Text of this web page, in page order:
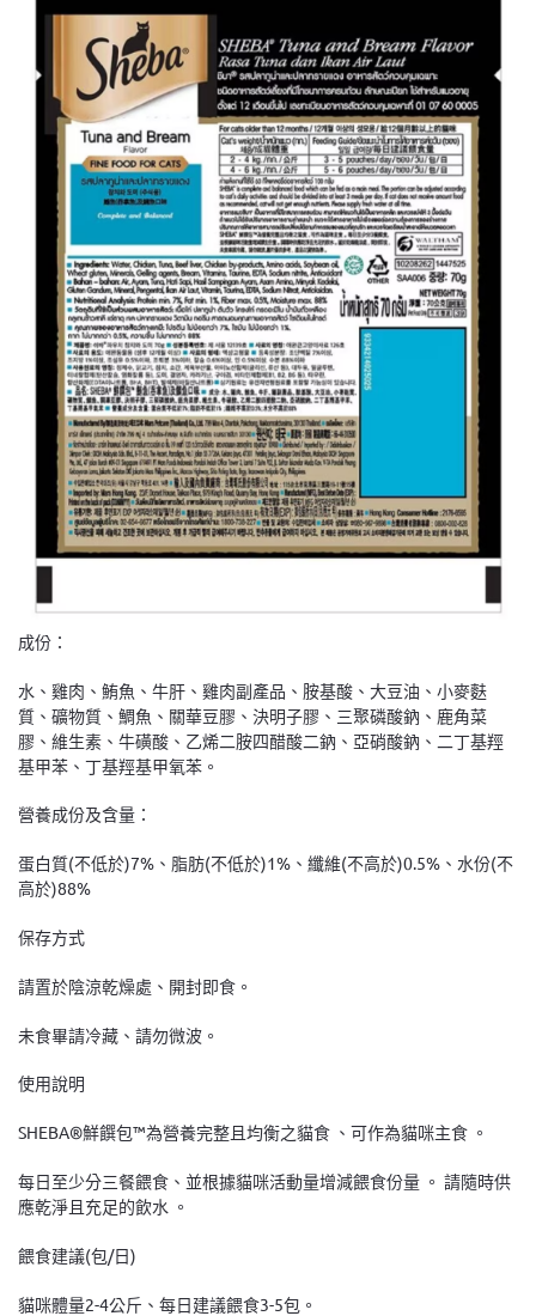
成份：
水、雞肉、鮪魚、牛肝、雞肉副產品、胺基酸、大豆油、小麥麩
質、礦物質、鯛魚、關華豆膠、決明子膠、三聚磷酸鈉、鹿角菜
膠、維生素、牛磺酸、乙烯二胺四醋酸二鈉、亞硝酸鈉、二丁基羥
基甲苯、丁基羥基甲氧苯。
營養成份及含量：
蛋白質(不低於)7%、脂肪(不低於)1%、纖維(不高於)0.5%、水份(不
高於)88%
保存方式
請置於陰涼乾燥處、開封即食。
未食畢請冷藏、請勿微波。
使用說明
SHEBA®鮮饌包™為營養完整且均衡之貓食 、可作為貓咪主食 。
每日至少分三餐餵食、並根據貓咪活動量增減餵食份量 。 請隨時供
應乾淨且充足的飲水 。
餵食建議(包/日)
貓咪體量2-4公斤、每日建議餵食3-5包。